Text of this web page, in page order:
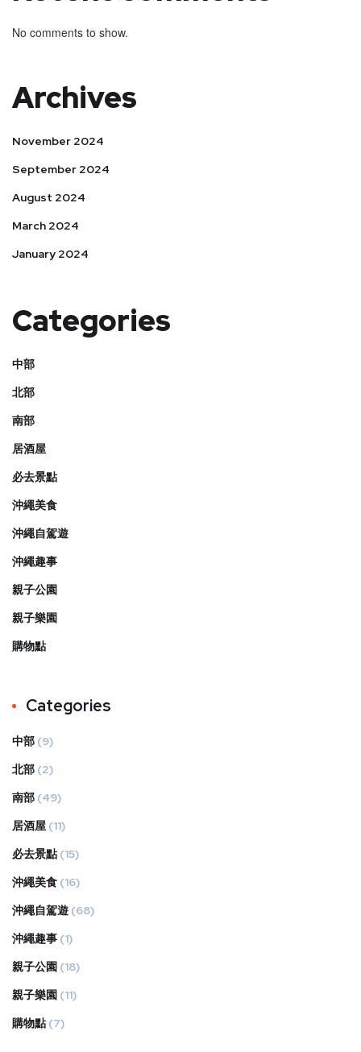
No comments to show.
Archives
November 2024
September 2024
August 2024
March 2024
January 2024
Categories
中部
北部
南部
居酒屋
必去景點
沖繩美食
沖繩自駕遊
沖繩趣事
親子公園
親子樂園
購物點
Categories
中部 (9)
北部 (2)
南部 (49)
居酒屋 (11)
必去景點 (15)
沖繩美食 (16)
沖繩自駕遊 (68)
沖繩趣事 (1)
親子公園 (18)
親子樂園 (11)
購物點 (7)